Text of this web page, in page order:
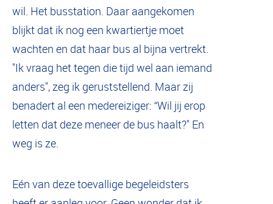
wil. Het busstation. Daar aangekomen
blijkt dat ik nog een kwartiertje moet
wachten en dat haar bus al bijna vertrekt.
"Ik vraag het tegen die tijd wel aan iemand
anders", zeg ik geruststellend. Maar zij
benadert al een medereiziger: “Wil jij erop
letten dat deze meneer de bus haalt?" En
weg is ze.
Eén van deze toevallige begeleidsters